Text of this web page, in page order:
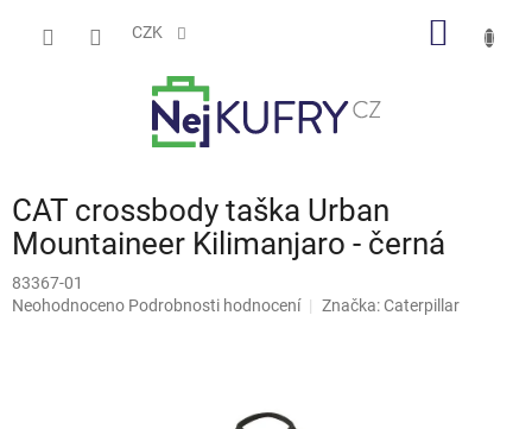
CZK
CAT crossbody taška Urban
Mountaineer Kilimanjaro - černá
83367-01
Průměrné
Neohodnoceno Podrobnosti hodnocení Značka:Caterpillar